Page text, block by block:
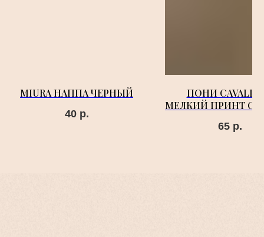
MIURA НАППА ЧЕРНЫЙ
40 р.
ПОНИ
МЕЛКИЙ ПРИНТ
65 р.